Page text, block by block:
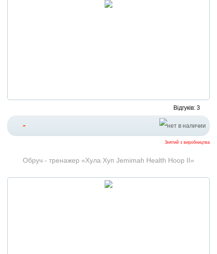
Відгуків: 3
-
Знятий з виробництва
Обруч - тренажер «Хула Хуп Jemimah Health Hoop II»